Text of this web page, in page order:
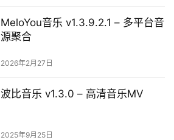
MeloYou音乐 v1.3.9.2.1 – 多平台音
源聚合
2026年2月27日
波比音乐 v1.3.0 – 高清音乐MV
2025年9月25日